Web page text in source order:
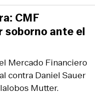
Mercado Financiero
contra Daniel Sauer
Mutter.
CMF
soborno ante el